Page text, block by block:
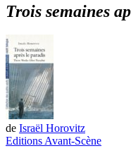
Trois semaines
de Israël Horovitz
Editions Avant-Scène